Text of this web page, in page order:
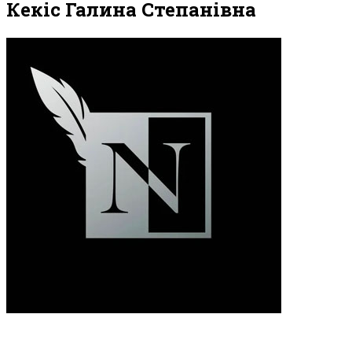
Кекіс Галина Степанівна